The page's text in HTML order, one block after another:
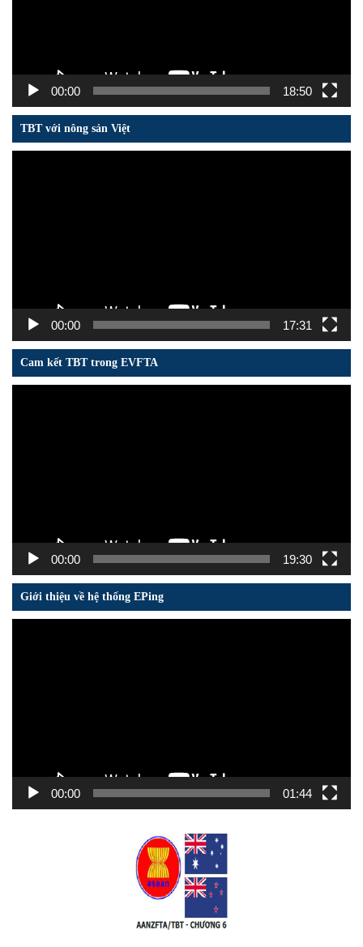
00:00 18:50
TBT với nông sản Việt
00:00 17:31
Cam kết TBT trong EVFTA
00:00 19:30
Giới thiệu về hệ thống EPing
00:00 01:44